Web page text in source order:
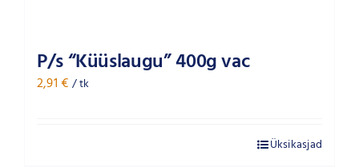
P/s “Küüslaugu” 400g vac
2,91€ / tk
Üksikasjad